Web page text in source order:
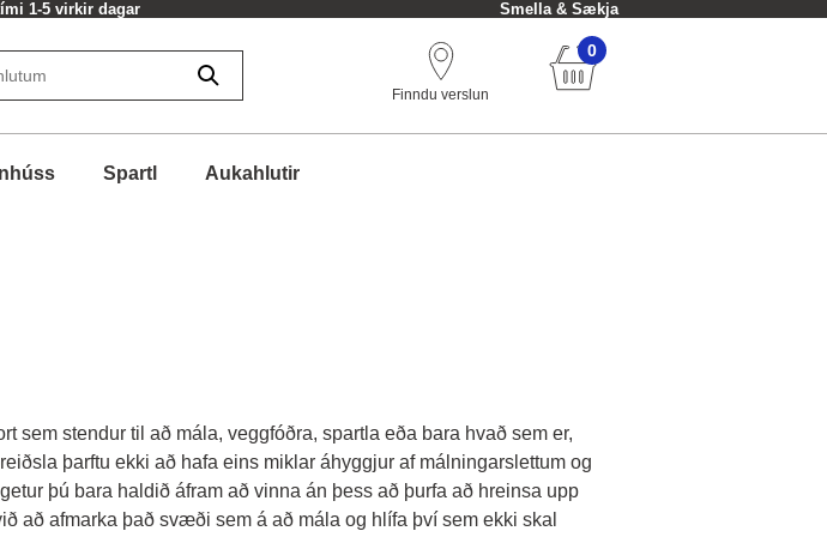
Smella & Sækja Frí heimsending við kaup yfir 10.000
Finndu verslun
0
Spartl Aukahlutir
stendur til að mála, veggfóðra, spartla eða bara hvað sem er,
þarftu ekki að hafa eins miklar áhyggjur af málningarslettum og
þú bara haldið áfram að vinna án þess að þurfa að hreinsa upp
að afmarka það svæði sem á að mála og hlífa því sem ekki skal